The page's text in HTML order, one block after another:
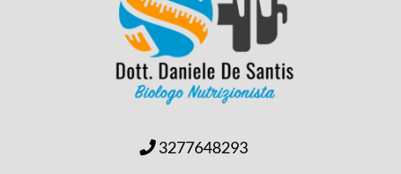
3277648293